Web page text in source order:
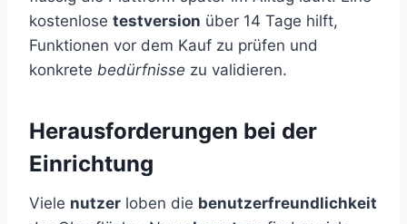
kostenlose testversion über 14 Tage hilft,
Funktionen vor dem Kauf zu prüfen und
konkrete bedürfnisse zu validieren.
Herausforderungen bei der
Einrichtung
Viele nutzer loben die benutzerfreundlichkeit